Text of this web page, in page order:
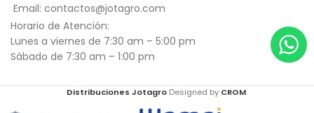
Email: contactos@jotagro.com
Horario de Atención:
Lunes a viernes de 7:30 am – 5:00 pm
Sábado de 7:30 am – 1:00 pm
Distribuciones Jotagro Designed by CROM.